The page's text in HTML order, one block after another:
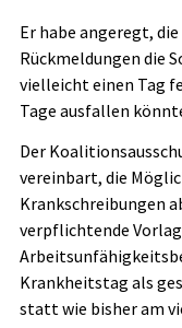
Er habe angeregt,
Rückmeldungen die
vielleicht einen Tag
Tage ausfallen
Der
vereinbart, die
Krankschreibungen
verpflichtende
Krankheitstag als
statt wie bisher am